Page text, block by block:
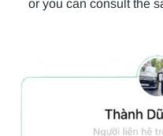
or you can consult the